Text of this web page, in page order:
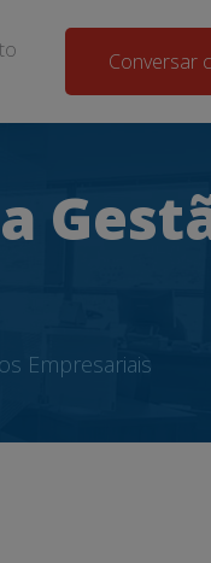
Conversar
Empresariais